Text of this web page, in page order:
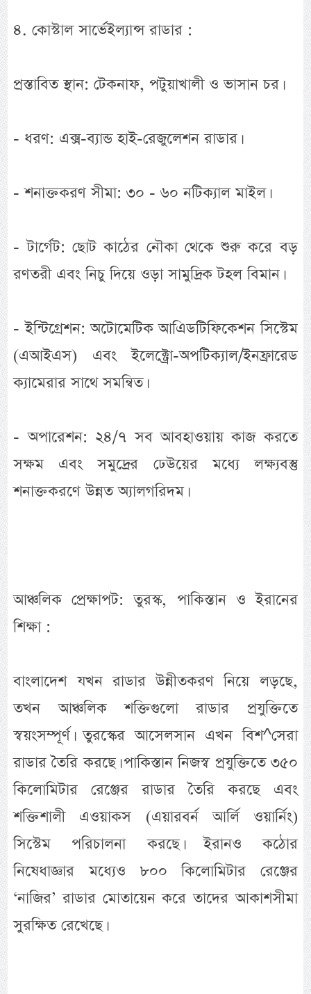
৪. কোস্টাল সার্ভেইল্যান্স রাডার :
প্রস্তাবিত স্থান: টেকনাফ, পটুয়াখালী ও ভাসান চর।
- ধরণ: এক্স-ব্যান্ড হাই-রেজুলেশন রাডার।
- শনাক্তকরণ সীমা: ৩০ - ৬০ নটিক্যাল মাইল।
- টার্গেট: ছোট কাঠের নৌকা থেকে শুরু করে বড়
রণতরী এবং নিচু দিয়ে ওড়া সামুদ্রিক টহল বিমান।
- ইন্টিগ্রেশন: অটোমেটিক আএিডটিফিকেশন সিস্টেম
(এআইএস) এবং ইলেক্ট্রো-অপটিক্যাল/ইনফ্রারেড
ক্যামেরার সাথে সমন্বিত।
- অপারেশন: ২৪/৭ সব আবহাওয়ায় কাজ করতে
সক্ষম এবং সমুদ্রের ঢেউয়ের মধ্যে লক্ষ্যবস্তু
শনাক্তকরণে উন্নত অ্যালগরিদম।
আঞ্চলিক প্রেক্ষাপট: তুরস্ক, পাকিস্তান ও ইরানের
শিক্ষা :
বাংলাদেশ যখন রাডার উন্নীতকরণ নিয়ে লড়ছে,
তখন আঞ্চলিক শক্তিগুলো রাডার প্রযুক্তিতে
স্বয়ংসম্পূর্ণ। তুরস্কের আসেলসান এখন বিশ^সেরা
রাডার তৈরি করছে। পাকিস্তান নিজস্ব প্রযুক্তিতে ৩৫০
কিলোমিটার রেঞ্জের রাডার তৈরি করছে এবং
শক্তিশালী এওয়াকস (এয়ারবর্ন আর্লি ওয়ার্নিং)
সিস্টেম পরিচালনা করছে। ইরানও কঠোর
নিষেধাজ্ঞার মধ্যেও ৮০০ কিলোমিটার রেঞ্জের
‘নাজির’ রাডার মোতায়েন করে তাদের আকাশসীমা
সুরক্ষিত রেখেছে।